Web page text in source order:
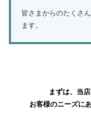
皆さまからのたくさ
ます。
まずは、当
お客様のニーズに